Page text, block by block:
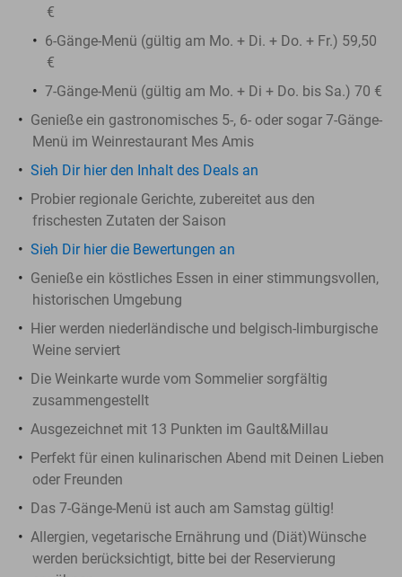
€
6-Gänge-Menü (gültig am Mo. + Di. + Do. + Fr.) 59,50
€
7-Gänge-Menü (gültig am Mo. + Di + Do. bis Sa.) 70 €
Genieße ein gastronomisches 5-, 6- oder sogar 7-Gänge-
Menü im Weinrestaurant Mes Amis
Sieh Dir hier den Inhalt des Deals an
Probier regionale Gerichte, zubereitet aus den
frischesten Zutaten der Saison
Sieh Dir hier die Bewertungen an
Genieße ein köstliches Essen in einer stimmungsvollen,
historischen Umgebung
Hier werden niederländische und belgisch-limburgische
Weine serviert
Die Weinkarte wurde vom Sommelier sorgfältig
zusammengestellt
Ausgezeichnet mit 13 Punkten im Gault&Millau
Perfekt für einen kulinarischen Abend mit Deinen Lieben
oder Freunden
Das 7-Gänge-Menü ist auch am Samstag gültig!
Allergien, vegetarische Ernährung und (Diät)Wünsche
werden berücksichtigt, bitte bei der Reservierung